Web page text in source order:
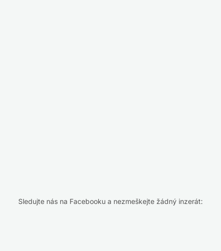
Sledujte nás na Facebooku a nezmeškejte žádný inzerát: